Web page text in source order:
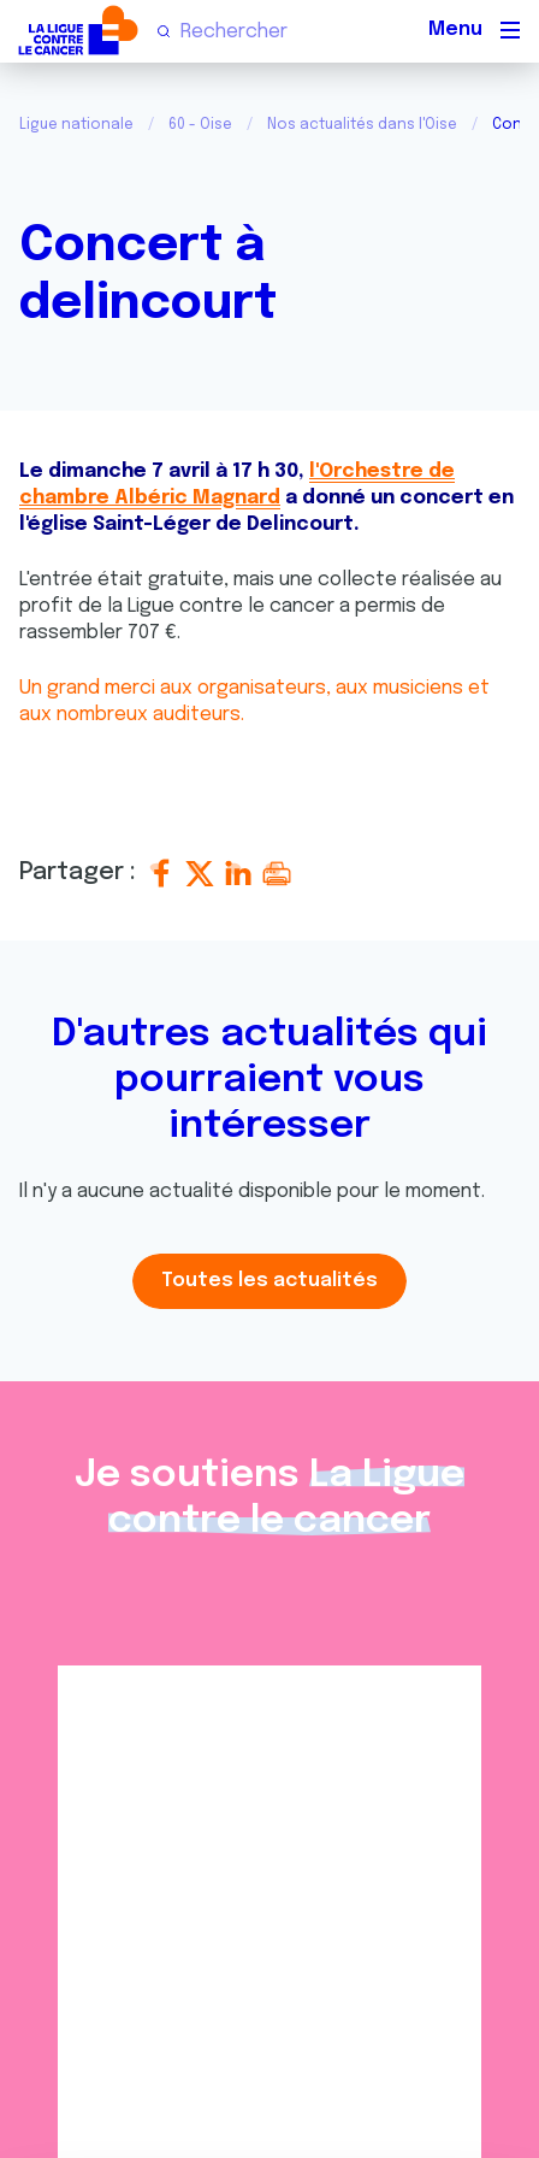
Ligue nationale 60 - Oise Nos actualités dans l'Oise
Concert à
delincourt
Le dimanche 7 avril à 17 h 30,
l'Orchestre de
chambre Albéric Magnard a donné un concert en
l'église Saint-Léger de Delincourt.
L'entrée était gratuite, mais une collecte réalisée au
profit de la Ligue contre le cancer a permis de
rassembler 707 €.
Un grand merci aux organisateurs, aux musiciens et
aux nombreux auditeurs.
Partager :
D'autres actualités qui
pourraient vous
intéresser
Il n'y a aucune actualité disponible pour le moment.
Toutes les actualités
Je soutiens La Ligue
contre le cancer